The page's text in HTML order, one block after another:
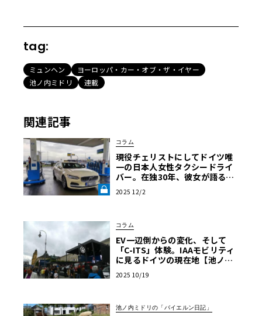
tag:
ミュンヘン
ヨーロッパ・カー・オブ・ザ・イヤー
池ノ内ミドリ
連載
関連記事
コラム
現役チェリストにしてドイツ唯
一の日本人女性タクシードライ
バー。在独30年、彼女が語る現
B》
2025 12/2
コラム
EV一辺倒からの変化、そして
「C-ITS」体験。IAAモビリティ
に見るドイツの現在地【池ノ内
2025 10/19
池ノ内ミドリの「バイエルン日記」